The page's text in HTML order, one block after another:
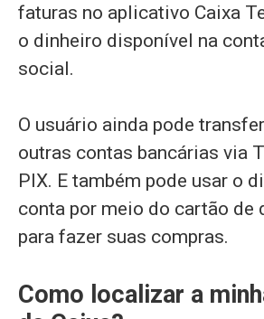
faturas no aplicativo Caixa
o dinheiro disponível na
social.
O usuário ainda pode
outras contas bancárias via
PIX. E também pode usar o
conta por meio do cartão de
para fazer suas compras.
Como localizar a